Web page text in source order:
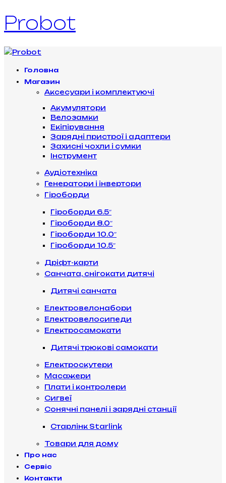
Probot
Головна
Магазин
Аксесуари і комплектуючі
Акумулятори
Велозамки
Екіпірування
Зарядні пристрої і адаптери
Захисні чохли і сумки
Інструмент
Аудіотехніка
Генератори і інвертори
Гіроборди
Гіроборди 6.5″
Гіроборди 8.0″
Гіроборди 10.0″
Гіроборди 10.5″
Дріфт-карти
Санчата, снігокати дитячі
Дитячі санчата
Електровелонабори
Електровелосипеди
Електросамокати
Дитячі трюкові самокати
Електроскутери
Масажери
Плати і контролери
Сигвеї
Сонячні панелі і зарядні станції
Старлінк Starlink
Товари для дому
Про нас
Сервіс
Контакти